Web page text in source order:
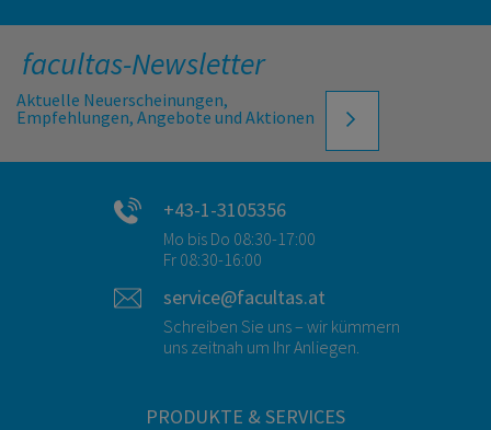
facultas-Newsletter
Aktuelle Neuerscheinungen,
Empfehlungen, Angebote und Aktionen
+43-1-3105356
Mo bis Do 08:30-17:00
Fr 08:30-16:00
service@facultas.at
Schreiben Sie uns – wir kümmern
uns zeitnah um Ihr Anliegen.
PRODUKTE & SERVICES